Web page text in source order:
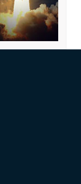
INTELIGENTE